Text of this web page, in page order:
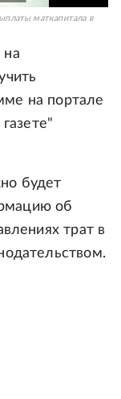
маткапитала в
на
на портале
будет
об
трат в